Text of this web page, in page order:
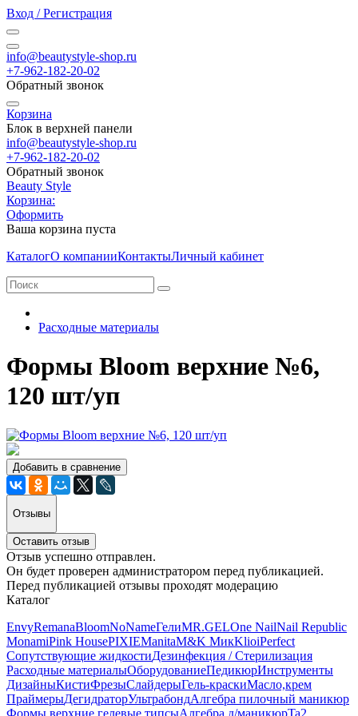
Вход / Регистрация
info@beautystyle-shop.ru
+7-962-182-20-02
Обратный звонок
Корзина
Блок в верхней панели
info@beautystyle-shop.ru
+7-962-182-20-02
Обратный звонок
Beauty Style
Корзина:
Оформить
Ваша корзина пуста
КаталогО компанииКонтактыЛичный кабинет
Расходные материалы
Формы Bloom верхние №6,
120 шт/уп
Добавить в сравнение
Отзывы
Оставить отзыв
Отзыв успешно отправлен.
Он будет проверен администратором перед публикацией.
Перед публикацией отзывы проходят модерацию
Каталог
EnvyRemanaBloomNoNameГелиMR.GELOne NailNail Republic
MonamiPink HousePIXIEManitaM&K МикKlioiPerfect
Сопутствующие жидкостиДезинфекция / Стерилизация
Расходные материалыОборудованиеПедикюрИнструменты
ДизайныКистиФрезыСлайдерыГель-краскиМасло,крем
ПраймерыДегидраторУльтрабондАлгебра пилочный маникюр
Формы верхние,гелевые типсыАлгебра д/маникюрTa2